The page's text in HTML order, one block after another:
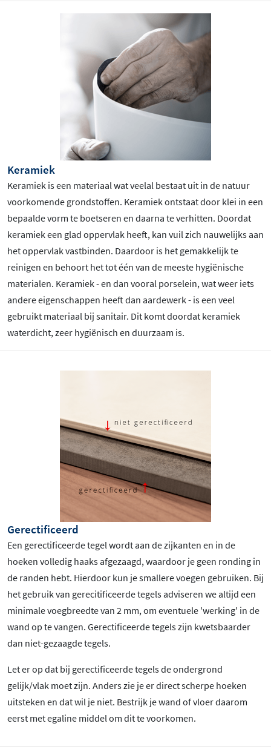
Keramiek
Keramiek is een materiaal wat veelal bestaat uit in de natuur
voorkomende grondstoffen. Keramiek ontstaat door klei in een
bepaalde vorm te boetseren en daarna te verhitten. Doordat
keramiek een glad oppervlak heeft, kan vuil zich nauwelijks aan
het oppervlak vastbinden. Daardoor is het gemakkelijk te
reinigen en behoort het tot één van de meeste hygiënische
materialen. Keramiek - en dan vooral porselein, wat weer iets
andere eigenschappen heeft dan aardewerk - is een veel
gebruikt materiaal bij sanitair. Dit komt doordat keramiek
waterdicht, zeer hygiënisch en duurzaam is.
Gerectificeerd
Een gerectificeerde tegel wordt aan de zijkanten en in de
hoeken volledig haaks afgezaagd, waardoor je geen ronding in
de randen hebt. Hierdoor kun je smallere voegen gebruiken. Bij
het gebruik van gerecitificeerde tegels adviseren we altijd een
minimale voegbreedte van 2 mm, om eventuele 'werking' in de
wand op te vangen. Gerectificeerde tegels zijn kwetsbaarder
dan niet-gezaagde tegels.
Let er op dat bij gerectificeerde tegels de ondergrond
gelijk/vlak moet zijn. Anders zie je er direct scherpe hoeken
uitsteken en dat wil je niet. Bestrijk je wand of vloer daarom
eerst met egaline middel om dit te voorkomen.